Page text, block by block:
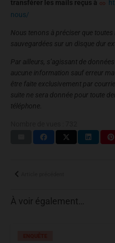
transférer les mails reçus à
nous/
Nous tenons à préciser que toutes
sauvegardées sur un disque dur
Par ailleurs, s’agissant de
aucune information sauf erreur
être faite exclusivement par
suite ne sera donnée pour toute
téléphone.
À voir également…